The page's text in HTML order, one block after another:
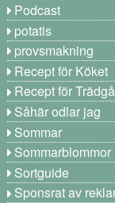
Podcast
potatis
provsmakning
Recept för Köket
Recept för
Såhär odlar jag
Sommar
Sommarblommor
Sortguide
Sponsrat av